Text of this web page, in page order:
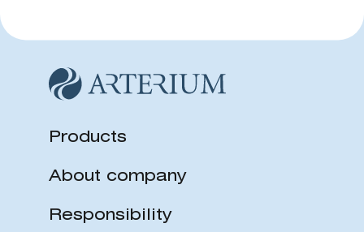
Products
About company
Responsibility